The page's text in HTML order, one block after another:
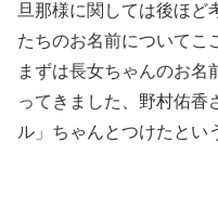
旦那様に関しては後ほど
たちのお名前についてこ
まずは長女ちゃんのお名
ってきました、野村佑香
ル」ちゃんとつけたとい